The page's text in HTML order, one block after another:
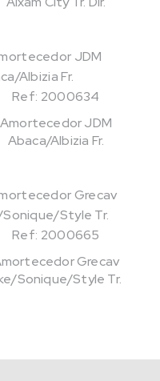
Ref: 2000634
Amortecedor JDM
Abaca/Albizia Fr.
Ref: 2000665
Grecav
Sonique/Style Tr.